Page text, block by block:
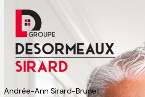
Andrée-Ann Sirard-Brunet